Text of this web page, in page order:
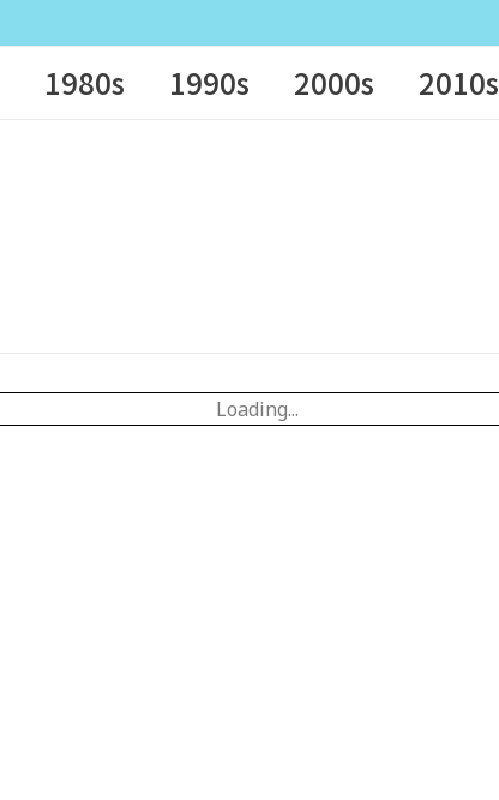
1980s 1990s 2000s 2010s
Loading...